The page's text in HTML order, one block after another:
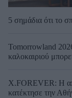
5 σημάδια ότι το
Tomorrowland
καλοκαιριού
X.FOREVER: Η
κατέκτησε την